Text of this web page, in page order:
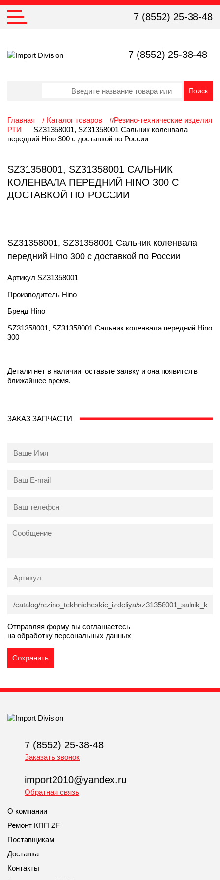
7 (8552) 25-38-48
7 (8552) 25-38-48
Главная Каталог товаров
Резино-технические изделия
РТИ
SZ31358001, SZ31358001 Сальник коленвала
передний Hino 300 с доставкой по России
SZ31358001, SZ31358001 САЛЬНИК
КОЛЕНВАЛА ПЕРЕДНИЙ HINO 300 С
ДОСТАВКОЙ ПО РОССИИ
SZ31358001, SZ31358001 Сальник коленвала
передний Hino 300 с доставкой по России
Артикул SZ31358001
Производитель Hino
Бренд Hino
SZ31358001, SZ31358001 Сальник коленвала передний Hino
300
Детали нет в наличии, оставьте заявку и она появится в
ближайшее время.
ЗАКАЗ ЗАПЧАСТИ
Отправляя форму вы соглашаетесь
на обработку персональных данных
7 (8552) 25-38-48
Заказать звонок
import2010@yandex.ru
Обратная связь
О компании
Ремонт КПП ZF
Поставщикам
Доставка
Контакты